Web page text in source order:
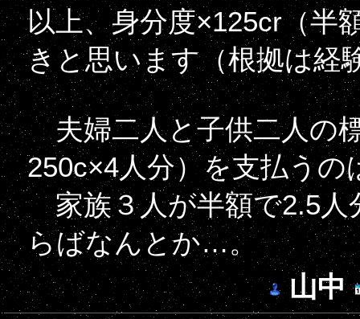
以上、身分度×125cr（半
きと思います（根拠は経
夫婦二人と子供二人の
250c×4人分）を支払うの
家族３人が半額で2.5人
らばなんとか…。
山中